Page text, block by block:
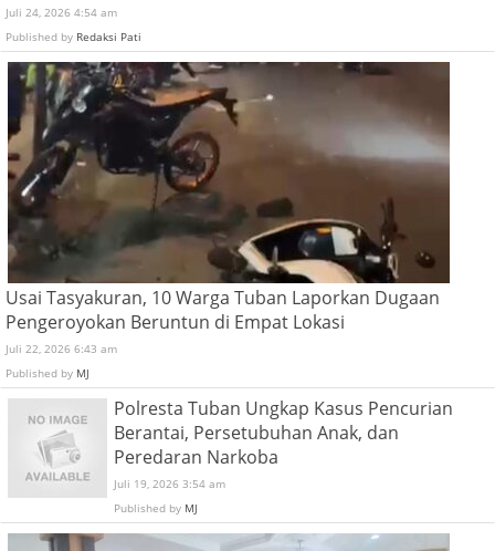
Juli 24, 2026 4:54 am
Published by Redaksi Pati
Usai Tasyakuran, 10 Warga Tuban Laporkan Dugaan
Pengeroyokan Beruntun di Empat Lokasi
Juli 22, 2026 6:43 am
Published by MJ
Polresta Tuban Ungkap Kasus Pencurian
Berantai, Persetubuhan Anak, dan
Peredaran Narkoba
Juli 19, 2026 3:54 am
Published by MJ